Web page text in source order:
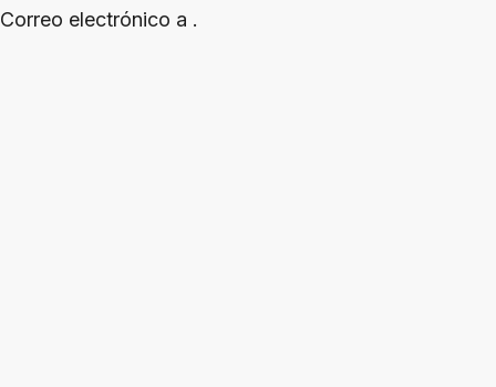
Correo electrónico a .